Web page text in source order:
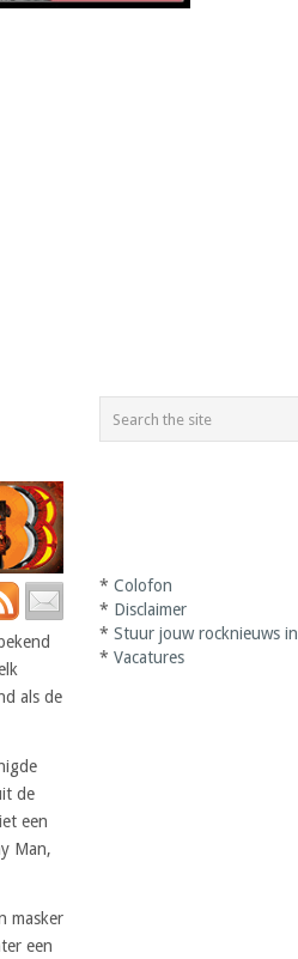
als de
de
een
Man,
masker
een
*Colofon
* Disclaimer
*Stuur jouw rocknieuws in
*Vacatures